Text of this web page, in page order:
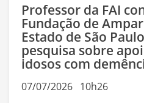
Professor da FAI
Fundação de
Estado de São
pesquisa sobre
idosos com
07/07/2026 10h26